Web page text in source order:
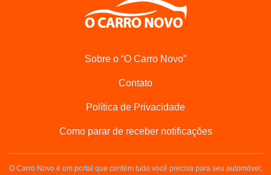
Sobre o “O Carro Novo”
Contato
Política de Privacidade
Como parar de receber notificações
O Carro Novo é um portal que contém tudo você precisa para seu automóvel,